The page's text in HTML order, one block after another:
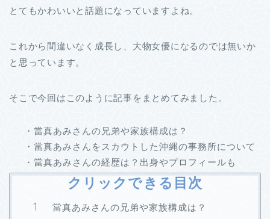
とてもかわいいと話題になっていますよね。
これから間違いなく成長し、大物女優になるのでは無いか
と思っています。
そこで今回はこのように記事をまとめてみました。
・當真あみさんの兄弟や家族構成は？
・當真あみさんをスカウトした沖縄の事務所について
・當真あみさんの経歴は？出身やプロフィールも
クリックできる目次
當真あみさんの兄弟や家族構成は？